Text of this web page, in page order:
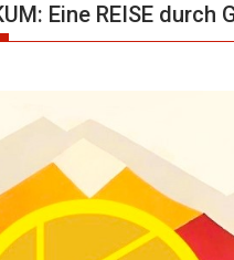
Eine REISE durch